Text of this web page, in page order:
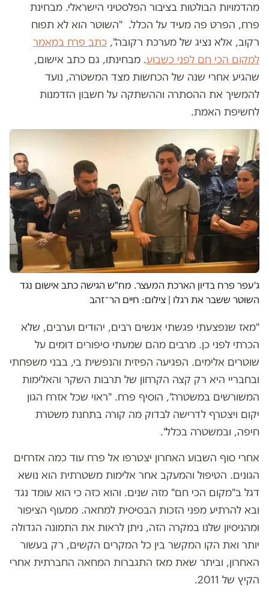
מהדמויות הבולטות בציבור הפלסטיני הישראלי. מבחינת
פרח, הפרט פה מעיד על הכלל. "השוטר הוא לא תפוח
רקוב, אלא נציג של מערכת רקובה", כתב פרח במאמר
למקום הכי חם לפני כשבוע. מבחינתו, גם כתב אישום,
שהגיע אחרי שנה של הכחשות מצד המשטרה, נועד
להמשיך את ההסתרה וההשתקה על חשבון הזדמנות
לחשיפת האמת.
ג'עפר פרח בדיון הארכת המעצר. מח"ש הגישה כתב אישום נגד
השוטר ששבר את רגלו | צילום: חיים הר־זהב
"מאז שנפצעתי פגשתי אנשים רבים, יהודים וערבים, שלא
הכרתי לפני כן. מרבים מהם שמעתי סיפורים דומים על
שוטרים אלימים. הפגיעה הפיזית והנפשית בי, בבני משפחתי
ובחבריי היא רק קצה הקרחון של תרבות השקר והאלימות
המשורשים במשטרה", הוסיף פרח. "ראוי שכל אזרח הגון
יקום ויצטרף לדרישה לבדוק מה קורה בתחנת משטרת
חיפה, ובמשטרה בכלל".
אחרי סוף השבוע האחרון יצטרפו אל פרח עוד כמה אזרחים
הגונים. הטיפול והמעקב אחר אלימות משטרתית הוא נושא
דגל ב"מקום הכי חם" מזה שנים. והוא כזה כי הוא עומד נגד
ובא להרתיע מפני הזכות הבסיסית למחאה. ממעוף הציפור
ומהניסיון שלנו במקרה הזה, ניתן לראות את התמונה הגדולה
יותר ואת הקו המקשר בין כל המקרים הקשים, רק בעשור
האחרון, וביתר שאת מאז התגברות המחאה החברתית אחרי
הקיץ של 2011.